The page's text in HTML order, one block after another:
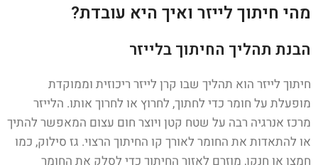
מהי חיתוך לייזר ואיך היא עובדת?
הבנת תהליך החיתוך בלייזר
חיתוך לייזר הוא תהליך שבו קרן לייזר ריכוזית וממוקדת
מופעלת על חומר כדי לחתוך, לחרוץ או לחרוך אותו. הלייזר
מרכז אנרגיה רבה על שטח קטן ויוצר חום עצום המאפשר להתיך
או להתאדות את החומר לאורך קו החיתוך הרצוי. גז סילוק, כמו
חמצן או חנקן, מוזרם לאזור החיתוך כדי לסלק את החומר